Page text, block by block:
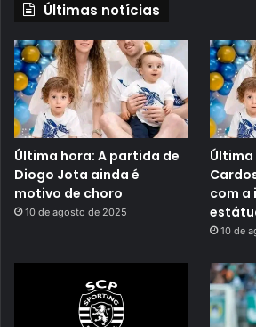
Últimas notícias
Última hora: A partida de
Diogo Jota ainda é
motivo de choro
10 de agosto de 2025
Última
com a
10 de